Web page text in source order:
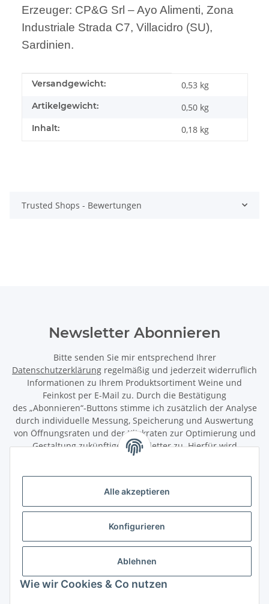
Alle akzeptieren
Konfigurieren
Ablehnen
Wie wir Cookies & Co nutzen
Erzeuger: CP&G Srl – Ayo Alimenti, Zona
Industriale Strada C7, Villacidro (SU),
Sardinien.
Produkteigenschaft
Wert
Versandgewicht: 0,53 kg
Artikelgewicht: 0,50 kg
Inhalt: 0,18 kg
Trusted Shops - Bewertungen
Newsletter Abonnieren
Bitte senden Sie mir entsprechend Ihrer
Datenschutzerklärung regelmäßig und jederzeit widerruflich
Informationen zu Ihrem Produktsortiment Weine und
Feinkost per E-Mail zu. Durch die Bestätigung
des „Abonnieren“-Buttons stimme ich zusätzlich der Analyse
durch individuelle Messung, Speicherung und Auswertung
von Öffnungsraten und der Klickraten zur Optimierung und
Gestaltung zukünftiger Newsletter zu. Hierfür wird
das Nutzungsverhalten in pseudonymisierter Form
Wirkung für die Zukunft über den Link in unserem Newsletter
abbestellen / widerrufen.
Gesetzliche Informationen